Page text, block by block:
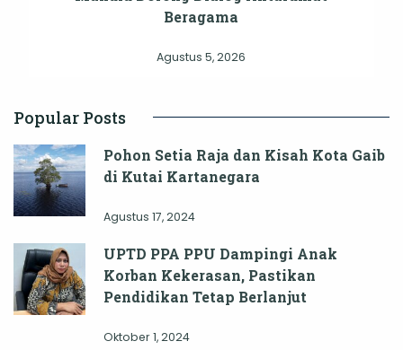
Beragama
Agustus 5, 2026
Popular Posts
Pohon Setia Raja dan Kisah Kota Gaib
di Kutai Kartanegara
Agustus 17, 2024
UPTD PPA PPU Dampingi Anak
Korban Kekerasan, Pastikan
Pendidikan Tetap Berlanjut
Oktober 1, 2024